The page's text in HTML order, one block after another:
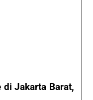
di Jakarta Barat,